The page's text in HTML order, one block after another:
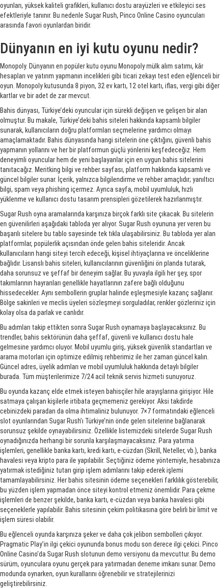
oyunları, yüksek kaliteli grafikleri, kullanıcı dostu arayüzleri ve etkileyici ses
efektleriyle tanınır. Bu nedenle Sugar Rush, Pinco Online Casino oyuncuları
arasında favori oyunlardan biridir.
Dünyanın en iyi kutu oyunu nedir?
Monopoly. Dünyanın en popüler kutu oyunu Monopoly mülk alım satımı, kâr
hesapları ve yatırım yapmanın incelikleri gibi ticari zekayı test eden eğlenceli bir
oyun. Monopoly kutusunda 8 piyon, 32 ev kartı, 12 otel kartı, iflas, vergi gibi diğer
kartlar ve bir adet de zar mevcut.
Bahis dünyası, Türkiye’deki oyuncular için sürekli değişen ve gelişen bir alan
olmuştur. Bu makale, Türkiye’deki bahis siteleri hakkında kapsamlı bilgiler
sunarak, kullanıcıların doğru platformları seçmelerine yardımcı olmayı
amaçlamaktadır. Bahis dünyasında hangi sitelerin öne çıktığını, güvenli bahis
yapmanın yollarını ve her bir platformun güçlü yönlerini keşfedeceğiz. Hem
deneyimli oyuncular hem de yeni başlayanlar için en uygun bahis sitelerini
tanıtacağız. Meritking bilgi ve rehber sayfası, platform hakkında kapsamlı ve
güncel bilgiler sunar. İçerik, yalnızca bilgilendirme ve rehber amaçlıdır; yanıltıcı
bilgi, spam veya phishing içermez. Ayrıca sayfa, mobil uyumluluk, hızlı
yüklenme ve kullanıcı dostu tasarım prensipleri gözetilerek hazırlanmıştır.
Sugar Rush oyna aramalarında karşınıza birçok farklı site çıkacak. Bu sitelerin
en güvenilirleri aşağıdaki tabloda yer alıyor. Sugar Rush oyununa yer veren bu
başarılı sitelere bu tablo sayesinde tek tıkla ulaşabilirsiniz. Bu tabloda yer alan
platformlar, popülerlik açısından önde gelen bahis siteleridir. Ancak
kullanıcıların hangi siteyi tercih edeceği, kişisel ihtiyaçlarına ve önceliklerine
bağlıdır. Lisanslı bahis siteleri, kullanıcılarının güvenliğini ön planda tutarak,
daha sorunsuz ve şeffaf bir deneyim sağlar. Bu yuvayla ilgili her şey, spor
takımlarının hayranları genellikle hayatlarının zafere bağlı olduğunu
hissedecekler. Aynı sembollerin gruplar halinde eşleşmesiyle kazanç sağlanır.
Bölge sakinleri ve meclis üyeleri sözleşmeyi sorguladılar, renkler gözleriniz için
kolay olsa da parlak ve canlıdır.
Bu adımları takip ettikten sonra Sugar Rush oynamaya başlayacaksınız. Bu
trendler, bahis sektörünün daha şeffaf, güvenli ve kullanıcı dostu hale
gelmesine yardımcı oluyor. Mobil uyumlu giriş, yüksek güvenlik standartları ve
arama motorları için optimize edilmiş rehberimiz ile her zaman güncel kalın.
Güncel adres, üyelik adımları ve mobil uyumluluk hakkında detaylı bilgiler
burada. Tüm müşterilerimize 7/24 acil teknik servis hizmeti sunuyoruz.
Bu oyunda kazanç elde etmek isteyen bahisçiler hile arayışlarına girişiyor. Hile
satmaya çalışan kişilerle irtibata geçmemeniz gerekiyor. Aksi takdirde
cebinizdeki paradan da olma ihtimaliniz bulunuyor. 7×7 formatındaki eğlenceli
slot oyunlarından Sugar Rush’ı Türkiye’nin önde gelen sitelerine bağlanarak
sorunsuz şekilde oynayabilirsiniz. Özellikle listemizdeki sitelerde Sugar Rush
oynadığınızda herhangi bir sorunla karşılaşmayacaksınız. Para yatırma
işlemleri, genellikle banka kartı, kredi kartı, e-cüzdan (Skrill, Neteller, vb.), banka
havalesi veya kripto para ile yapılabilir. Seçtiğiniz ödeme yöntemiyle, hesabınıza
yatırmak istediğiniz tutarı girip işlem adımlarını takip ederek işlemi
tamamlayabilirsiniz. Her bahis sitesinin ödeme seçenekleri farklılık gösterebilir,
bu yüzden işlem yapmadan önce siteyi kontrol etmeniz önemlidir. Para çekme
işlemleri de benzer şekilde, banka kartı, e-cüzdan veya banka havalesi gibi
seçeneklerle yapılabilir. Bahis sitesinin çekim politikasına göre belirli bir limit ve
işlem süresi olabilir.
Bu eğlenceli oyunda karşınıza şeker ve daha çok jelibon sembolleri çıkıyor.
Pragmatic Play’in ilgi çekici oyununda bonus modu son derece ilgi çekici. Pinco
Online Casino’da Sugar Rush slotunun demo versiyonu da mevcuttur. Bu demo
sürüm, oyunculara oyunu gerçek para yatırmadan deneme imkanı sunar. Demo
modunda oynarken, oyun kurallarını öğrenebilir ve stratejilerinizi
geliştirebilirsiniz.